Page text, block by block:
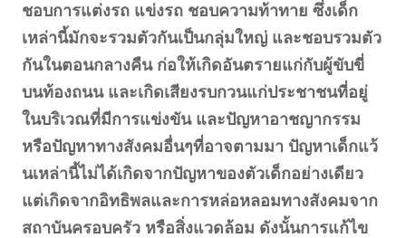
ชอบการแต่งรถ แข่งรถ ชอบความท้าทาย ซึ่งเด็ก
เหล่านี้มักจะรวมตัวกันเป็นกลุ่มใหญ่ และชอบรวมตัว
กันในตอนกลางคืน ก่อให้เกิดอันตรายแก่กับผู้ขับขี่
บนท้องถนน และเกิดเสียงรบกวนแก่ประชาชนที่อยู่
ในบริเวณที่มีการแข่งขัน และปัญหาอาชญากรรม
หรือปัญหาทางสังคมอื่นๆที่อาจตามมา ปัญหาเด็กแว้
นเหล่านี้ไม่ได้เกิดจากปัญหาของตัวเด็กอย่างเดียว
แต่เกิดจากอิทธิพลและการหล่อหลอมทางสังคมจาก
สถาบันครอบครัว หรือสิ่งแวดล้อม ดังนั้นการแก้ไข